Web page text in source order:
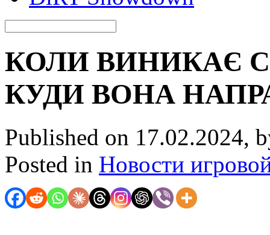
КОЛИ ВИНИКАЄ
КУДИ ВОНА
Published on 17.02.2024,
Posted in Новости